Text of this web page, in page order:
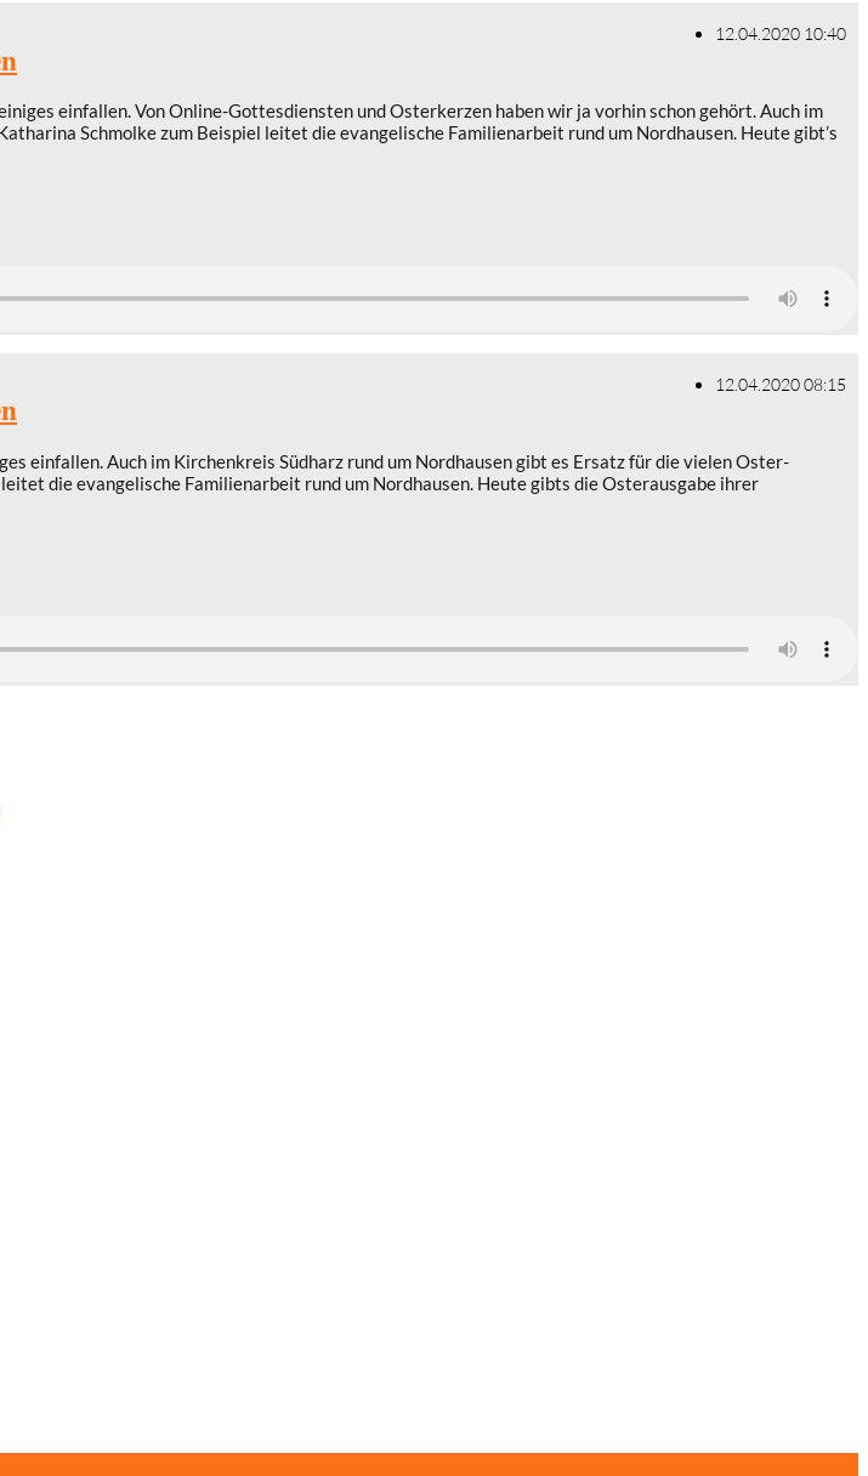
12.04.2020 10:40
einfallen. Von Online-Gottesdiensten und Osterkerzen haben wir ja vorhin schon gehört. Auch im
Schmolke zum Beispiel leitet die evangelische Familienarbeit rund um Nordhausen. Heute gibt’s
12.04.2020 08:15
einfallen. Auch im Kirchenkreis Südharz rund um Nordhausen gibt es Ersatz für die vielen Oster-
die evangelische Familienarbeit rund um Nordhausen. Heute gibts die Osterausgabe ihrer